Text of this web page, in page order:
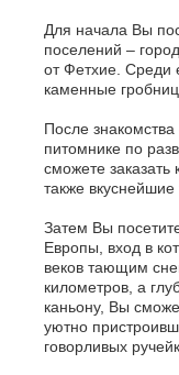
Для начала Вы
поселений –
от Фетхие. Среди
каменные
После
питомнике по
сможете
также вкуснейшие
Затем Вы
Европы, вход в
веков тающим
километров, а
каньону, Вы
уютно
говорливых